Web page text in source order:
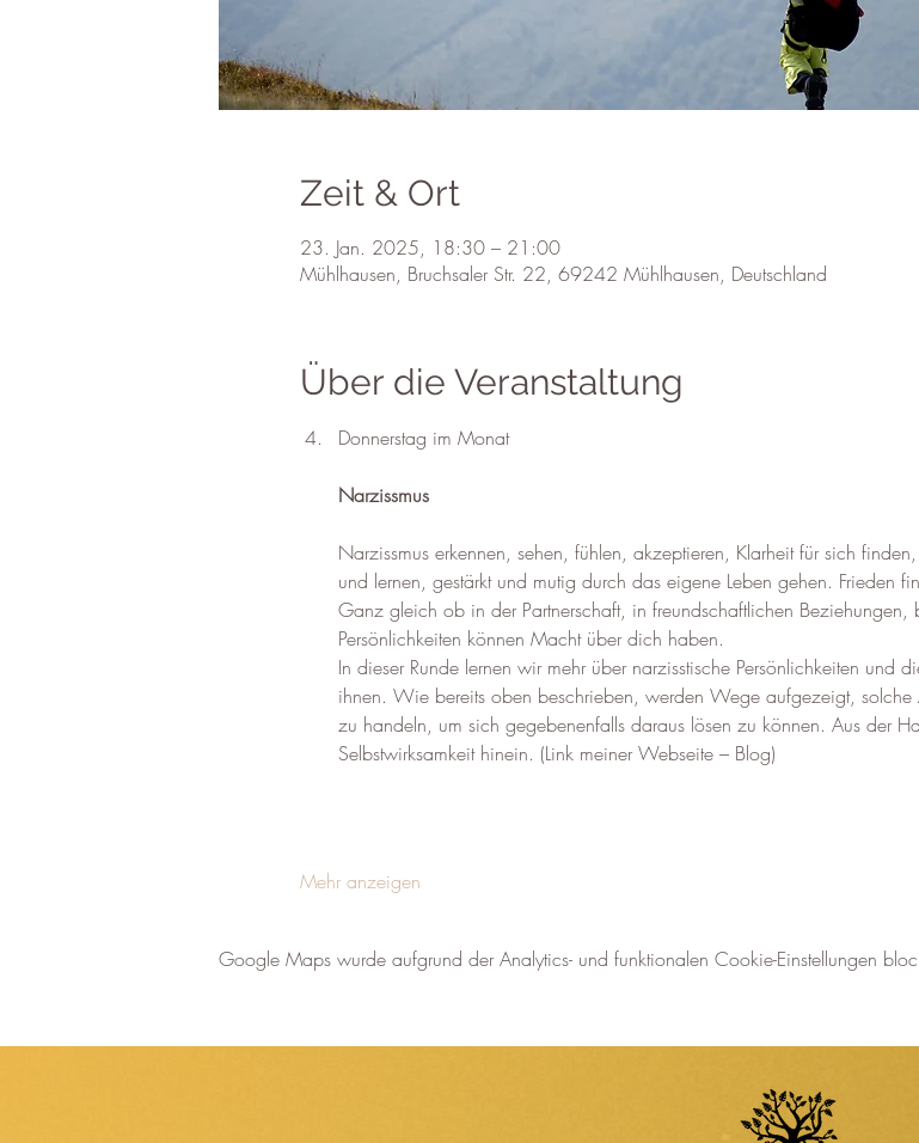
Zeit & Ort
23. Jan. 2025, 18:30 – 21:00
Mühlhausen, Bruchsaler Str. 22, 69242 Mühlhausen, Deutschland
Über die Veranstaltung
Donnerstag im Monat
Narzissmus
Narzissmus erkennen, sehen, fühlen, akzeptieren, Klarheit für sich
und lernen, gestärkt und mutig durch das eigene Leben gehen. Frieden
Ganz gleich ob in der Partnerschaft, in freundschaftlichen Beziehungen,
Persönlichkeiten können Macht über dich haben.
In dieser Runde lernen wir mehr über narzisstische Persönlichkeiten und
ihnen. Wie bereits oben beschrieben, werden Wege aufgezeigt, solche
zu handeln, um sich gegebenenfalls daraus lösen zu können. Aus der
Selbstwirksamkeit hinein. (Link meiner Webseite – Blog)
Mehr anzeigen
Google Maps wurde aufgrund der Analytics- und funktionalen Cookie-Einstellungen